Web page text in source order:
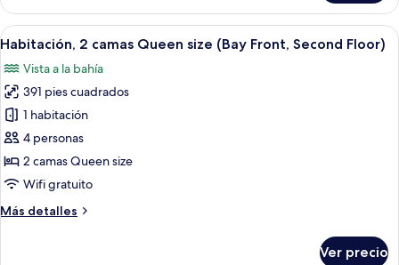
(Bay
Front
Suite
First
Floor)
1
cama
King
y
sofá
cama
(Bay
Front
King
Suite
First
Abrir
todas
las
fotos
de
Habitación,
2
camas
Queen
size
Habitación de hotel con una cama
5
Habitación, 2 camas Queen size (Bay Front, Second Floor)
Vista a la bahía
391 pies cuadrados
1 habitación
4 personas
2 camas Queen size
Wifi gratuito
Más detalles
Más
Ver precio